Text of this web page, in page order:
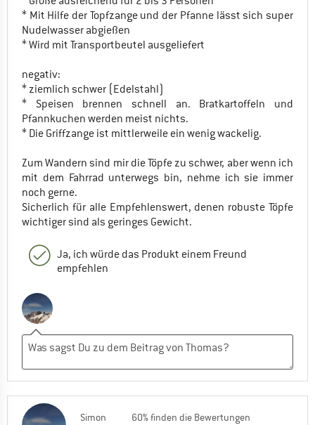
* Mit Hilfe der Topfzange und der Pfanne lässt sich super
Nudelwasser abgießen
* Wird mit Transportbeutel ausgeliefert
negativ:
* ziemlich schwer (Edelstahl)
* Speisen brennen schnell an. Bratkartoffeln und
Pfannkuchen werden meist nichts.
* Die Griffzange ist mittlerweile ein wenig wackelig.
Zum Wandern sind mir die Töpfe zu schwer, aber wenn ich
mit dem Fahrrad unterwegs bin, nehme ich sie immer
noch gerne.
Sicherlich für alle Empfehlenswert, denen robuste Töpfe
wichtiger sind als geringes Gewicht.
Ja, ich würde das Produkt einem Freund
empfehlen
Simon 60% finden die Bewertungen